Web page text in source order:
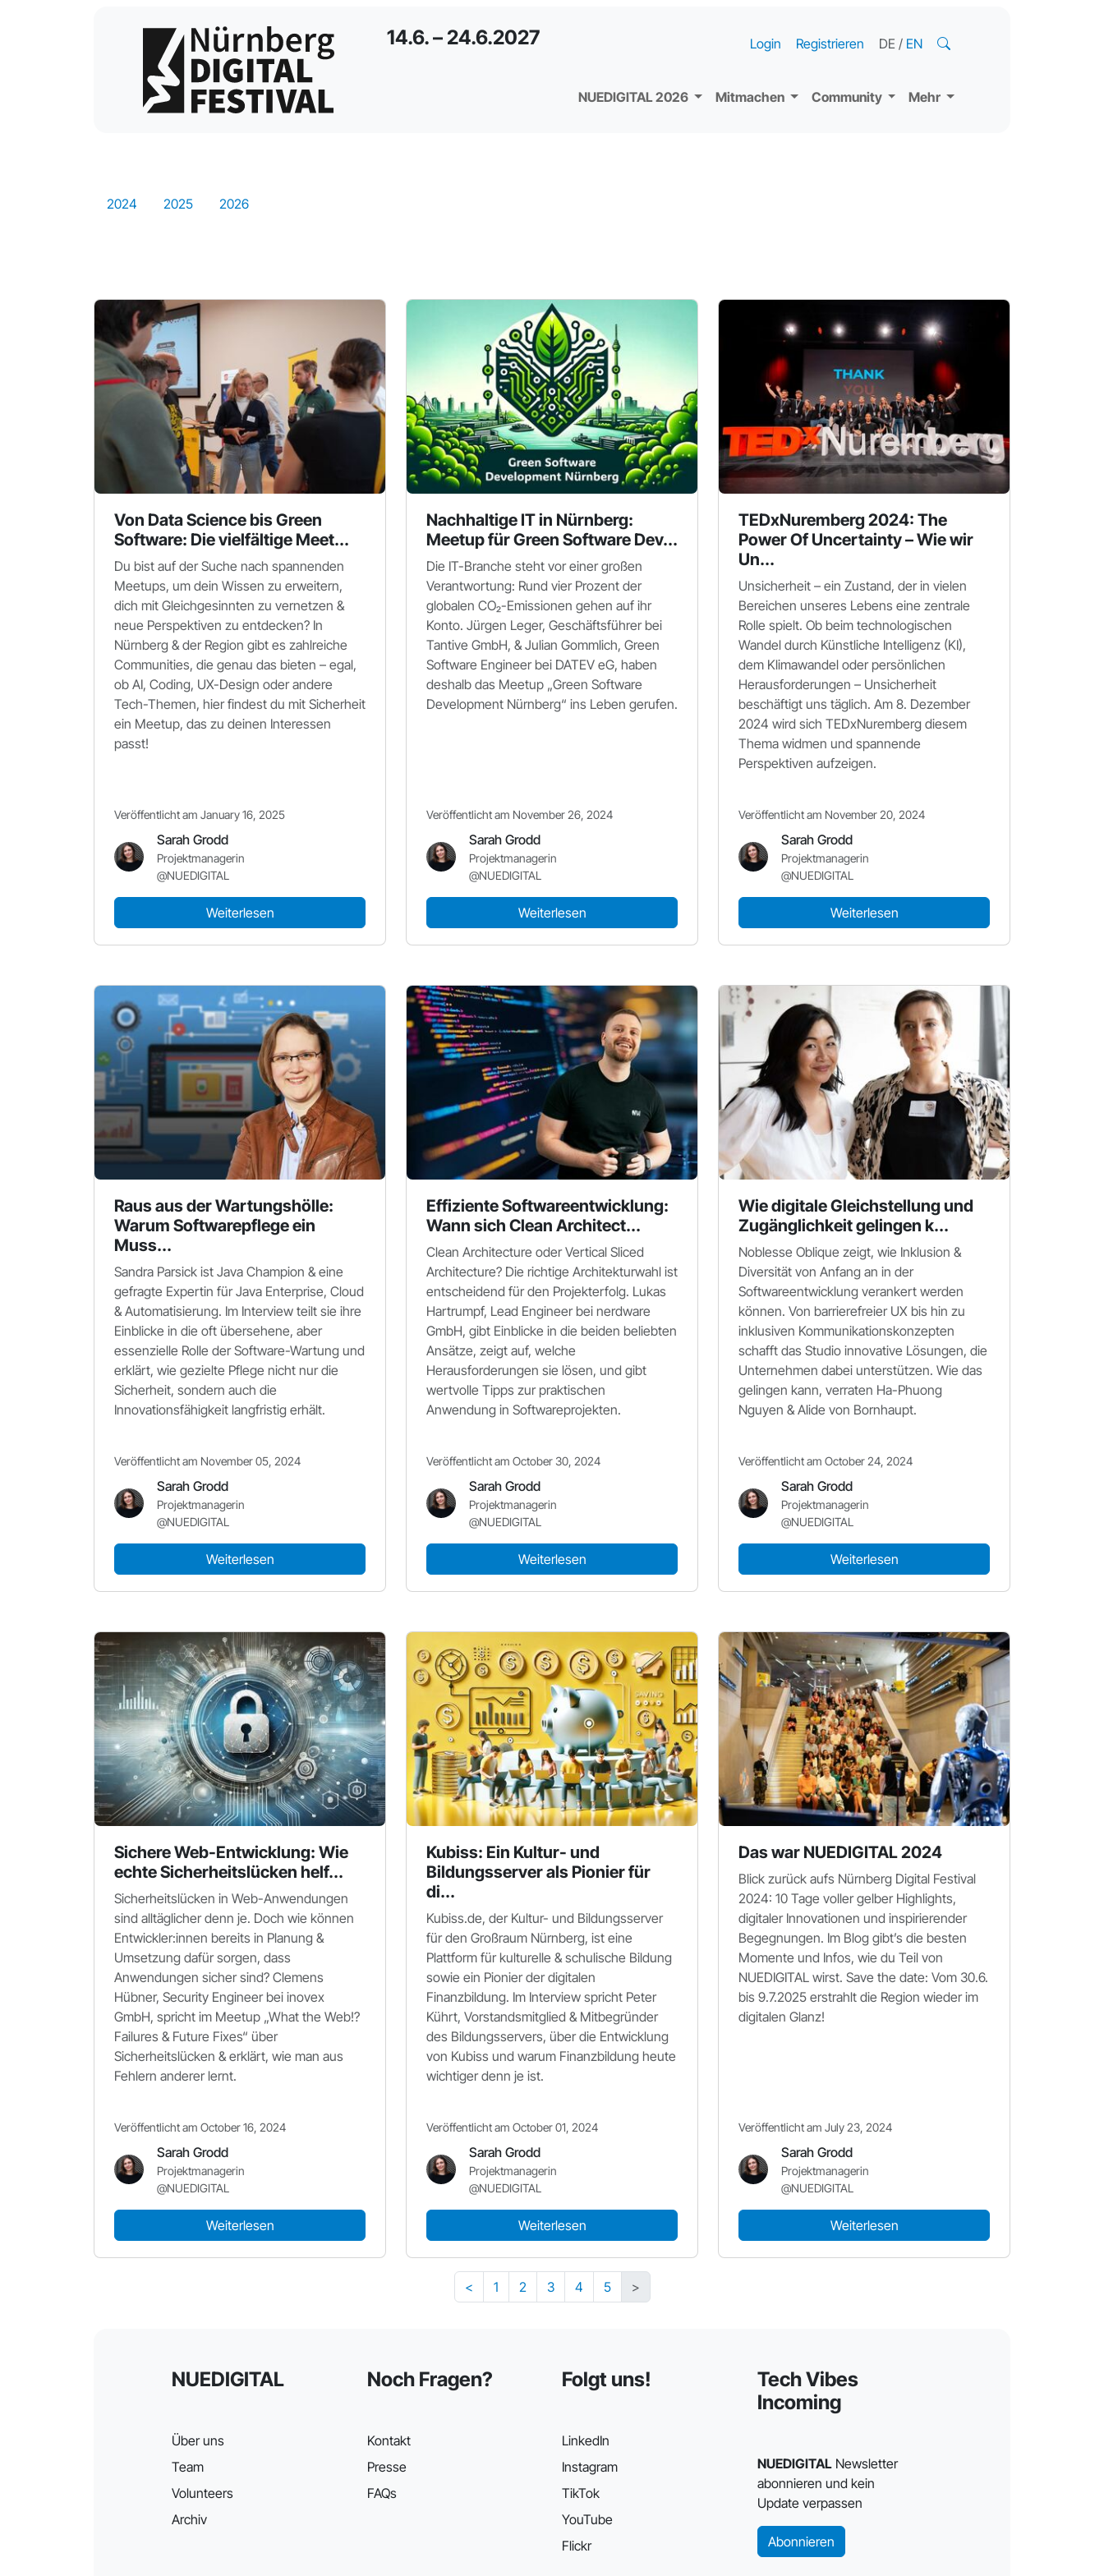
14.6. – 24.6.2027
NUEDIGITAL 2026 Mitmachen Community Mehr
Login Registrieren DE / EN
2024 2025 2026
Von Data Science bis Green
Software: Die vielfältige Meet...
Du bist auf der Suche nach spannenden
Meetups, um dein Wissen zu erweitern,
dich mit Gleichgesinnten zu vernetzen &
neue Perspektiven zu entdecken? In
Nürnberg & der Region gibt es zahlreiche
Communities, die genau das bieten – egal,
ob AI, Coding, UX-Design oder andere
Tech-Themen, hier findest du mit Sicherheit
ein Meetup, das zu deinen Interessen
passt!
Veröffentlicht am January 16, 2025
Sarah Grodd
Projektmanagerin
@NUEDIGITAL
Weiterlesen
Nachhaltige IT in Nürnberg:
Meetup für Green Software Dev...
Die IT-Branche steht vor einer großen
Verantwortung: Rund vier Prozent der
globalen CO₂-Emissionen gehen auf ihr
Konto. Jürgen Leger, Geschäftsführer bei
Tantive GmbH, & Julian Gommlich, Green
Software Engineer bei DATEV eG, haben
deshalb das Meetup „Green Software
Development Nürnberg“ ins Leben gerufen.
Veröffentlicht am November 26, 2024
Sarah Grodd
Projektmanagerin
@NUEDIGITAL
Weiterlesen
TEDxNuremberg 2024: The
Power Of Uncertainty – Wie wir
Un...
Unsicherheit – ein Zustand, der in vielen
Bereichen unseres Lebens eine zentrale
Rolle spielt. Ob beim technologischen
Wandel durch Künstliche Intelligenz (KI),
dem Klimawandel oder persönlichen
Herausforderungen – Unsicherheit
beschäftigt uns täglich. Am 8. Dezember
2024 wird sich TEDxNuremberg diesem
Thema widmen und spannende
Perspektiven aufzeigen.
Veröffentlicht am November 20, 2024
Sarah Grodd
Projektmanagerin
@NUEDIGITAL
Weiterlesen
Raus aus der Wartungshölle:
Warum Softwarepflege ein
Muss...
Sandra Parsick ist Java Champion & eine
gefragte Expertin für Java Enterprise, Cloud
& Automatisierung. Im Interview teilt sie ihre
Einblicke in die oft übersehene, aber
essenzielle Rolle der Software-Wartung und
erklärt, wie gezielte Pflege nicht nur die
Sicherheit, sondern auch die
Innovationsfähigkeit langfristig erhält.
Veröffentlicht am November 05, 2024
Sarah Grodd
Projektmanagerin
@NUEDIGITAL
Weiterlesen
Effiziente Softwareentwicklung:
Wann sich Clean Architect...
Clean Architecture oder Vertical Sliced
Architecture? Die richtige Architekturwahl ist
entscheidend für den Projekterfolg. Lukas
Hartrumpf, Lead Engineer bei nerdware
GmbH, gibt Einblicke in die beiden beliebten
Ansätze, zeigt auf, welche
Herausforderungen sie lösen, und gibt
wertvolle Tipps zur praktischen
Anwendung in Softwareprojekten.
Veröffentlicht am October 30, 2024
Sarah Grodd
Projektmanagerin
@NUEDIGITAL
Weiterlesen
Wie digitale Gleichstellung und
Zugänglichkeit gelingen k...
Noblesse Oblique zeigt, wie Inklusion &
Diversität von Anfang an in der
Softwareentwicklung verankert werden
können. Von barrierefreier UX bis hin zu
inklusiven Kommunikationskonzepten
schafft das Studio innovative Lösungen, die
Unternehmen dabei unterstützen. Wie das
gelingen kann, verraten Ha-Phuong
Nguyen & Alide von Bornhaupt.
Veröffentlicht am October 24, 2024
Sarah Grodd
Projektmanagerin
@NUEDIGITAL
Weiterlesen
Sichere Web-Entwicklung: Wie
echte Sicherheitslücken helf...
Sicherheitslücken in Web-Anwendungen
sind alltäglicher denn je. Doch wie können
Entwickler:innen bereits in Planung &
Umsetzung dafür sorgen, dass
Anwendungen sicher sind? Clemens
Hübner, Security Engineer bei inovex
GmbH, spricht im Meetup „What the Web!?
Failures & Future Fixes“ über
Sicherheitslücken & erklärt, wie man aus
Fehlern anderer lernt.
Veröffentlicht am October 16, 2024
Sarah Grodd
Projektmanagerin
@NUEDIGITAL
Weiterlesen
Kubiss: Ein Kultur- und
Bildungsserver als Pionier für
di...
Kubiss.de, der Kultur- und Bildungsserver
für den Großraum Nürnberg, ist eine
Plattform für kulturelle & schulische Bildung
sowie ein Pionier der digitalen
Finanzbildung. Im Interview spricht Peter
Kührt, Vorstandsmitglied & Mitbegründer
des Bildungsservers, über die Entwicklung
von Kubiss und warum Finanzbildung heute
wichtiger denn je ist.
Veröffentlicht am October 01, 2024
Sarah Grodd
Projektmanagerin
@NUEDIGITAL
Weiterlesen
Das war NUEDIGITAL 2024
Blick zurück aufs Nürnberg Digital Festival
2024: 10 Tage voller gelber Highlights,
digitaler Innovationen und inspirierender
Begegnungen. Im Blog gibt’s die besten
Momente und Infos, wie du Teil von
NUEDIGITAL wirst. Save the date: Vom 30.6.
bis 9.7.2025 erstrahlt die Region wieder im
digitalen Glanz!
Veröffentlicht am July 23, 2024
Sarah Grodd
Projektmanagerin
@NUEDIGITAL
Weiterlesen
< 1 2 3 4 5 >
NUEDIGITAL
Über uns
Team
Volunteers
Archiv
Noch Fragen?
Kontakt
Presse
FAQs
Folgt uns!
LinkedIn
Instagram
TikTok
YouTube
Flickr
Tech Vibes
Incoming
NUEDIGITALNewsletter
abonnieren und kein
Update verpassen
Abonnieren